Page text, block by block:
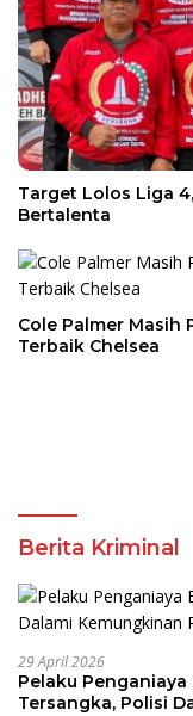
Target Lolos Liga
Bertalenta
Cole Palmer Masih
Terbaik Chelsea
Berita Kriminal
29 April 2026
Pelaku
Tersangka, Polisi